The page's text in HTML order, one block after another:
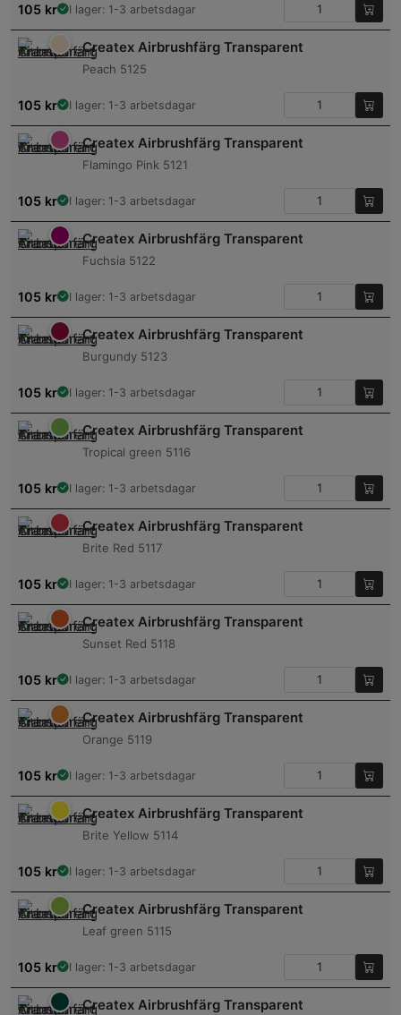
105 kr I lager: 1-3 arbetsdagar
Createx Airbrushfärg Transparent
Peach 5125
105 kr I lager: 1-3 arbetsdagar
Createx Airbrushfärg Transparent
Flamingo Pink 5121
105 kr I lager: 1-3 arbetsdagar
Createx Airbrushfärg Transparent
Fuchsia 5122
105 kr I lager: 1-3 arbetsdagar
Createx Airbrushfärg Transparent
Burgundy 5123
105 kr I lager: 1-3 arbetsdagar
Createx Airbrushfärg Transparent
Tropical green 5116
105 kr I lager: 1-3 arbetsdagar
Createx Airbrushfärg Transparent
Brite Red 5117
105 kr I lager: 1-3 arbetsdagar
Createx Airbrushfärg Transparent
Sunset Red 5118
105 kr I lager: 1-3 arbetsdagar
Createx Airbrushfärg Transparent
Orange 5119
105 kr I lager: 1-3 arbetsdagar
Createx Airbrushfärg Transparent
Brite Yellow 5114
105 kr I lager: 1-3 arbetsdagar
Createx Airbrushfärg Transparent
Leaf green 5115
105 kr I lager: 1-3 arbetsdagar
Createx Airbrushfärg Transparent